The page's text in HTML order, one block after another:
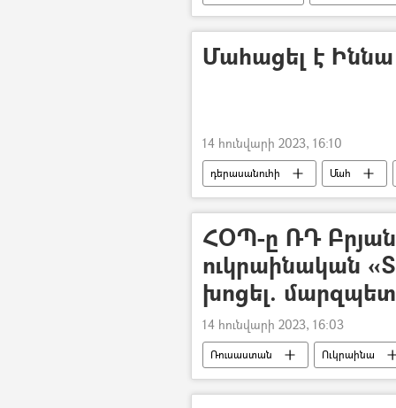
Մահացել է
14 հունվարի 2023, 16:10
դերասանուհի Մահ
ՀՕՊ-ը ՌԴ
ուկրաինական
խոցել. մարզպետ
14 հունվարի 2023, 16:03
Ռուսաստան Ուկրաինա